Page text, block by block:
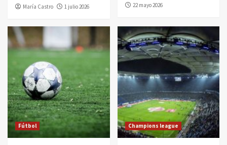
María Castro 1 julio 2026
22 mayo 2026
Fútbol Champions league